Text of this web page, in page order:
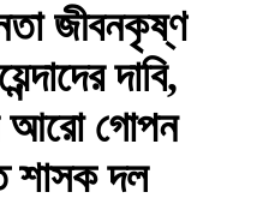
জীবনকৃষ্ণ
দাবি,
আরো গোপন
শাসক দল